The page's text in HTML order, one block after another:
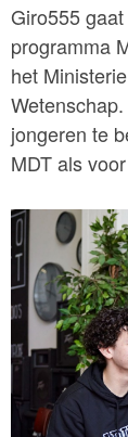
Giro555
programma
het
jongeren te
MDT als